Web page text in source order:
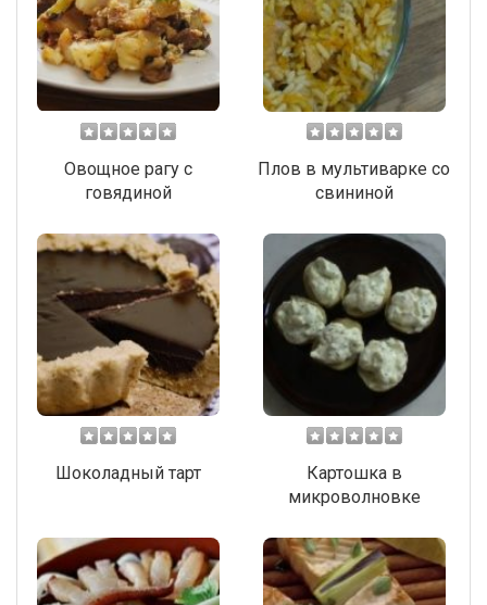
Овощное рагу с
говядиной
Плов в мультиварке со
свининой
Шоколадный тарт
Картошка в
микроволновке